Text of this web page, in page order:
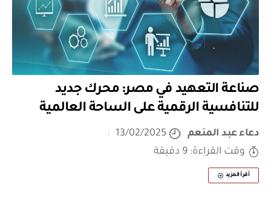
صناعة التعهيد في مصر: محرك جديد
للتنافسية الرقمية على الساحة العالمية
دعاء عبد المنعم
13/02/2025
وقت القراءة: 9 دقيقة
أقرأ المزيد